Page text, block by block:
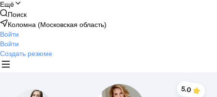
Ещё
Поиск
Коломна (Московская область)
Войти
Войти
Создать резюме